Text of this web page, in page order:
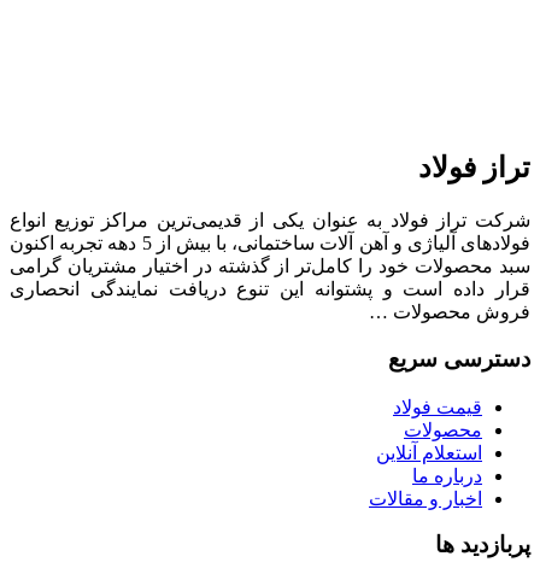
تراز فولاد
شرکت تراز فولاد به عنوان یکی از قدیمی‌ترین مراکز توزیع انواع
فولادهای آلیاژی و آهن آلات ساختمانی، با بیش از 5 دهه تجربه اکنون
سبد محصولات خود را کامل‌تر از گذشته در اختیار مشتریان گرامی
قرار داده است و پشتوانه این تنوع دریافت نمایندگی انحصاری
فروش محصولات …
دسترسی سریع
قیمت فولاد
محصولات
استعلام آنلاین
درباره ما
اخبار و مقالات
پربازدید ها